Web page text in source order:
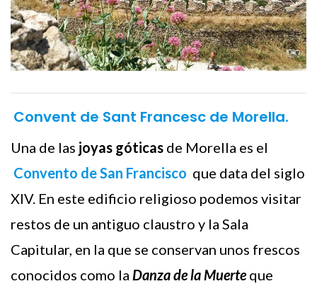
Convent de Sant Francesc de Morella.
Una de las joyas góticas de Morella es el
Convento de San Francisco que data del siglo
XIV. En este edificio religioso podemos visitar
restos de un antiguo claustro y la Sala
Capitular, en la que se conservan unos frescos
conocidos como la Danza de la Muerteque